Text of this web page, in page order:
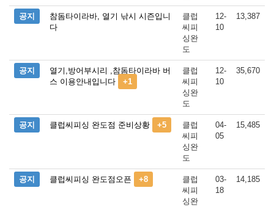
공지
참돔타이라바, 열기 낚시 시즌입니
다
클럽
씨피
싱완
도
12-
10
13,387
공지
열기,방어부시리 ,참돔타이라바 버
스 이용안내입니다
+1
클럽
씨피
싱완
도
12-
10
35,670
공지 클럽씨피싱 완도점 준비상황 +5
클럽
씨피
싱완
도
04-
05
15,485
공지 클럽씨피싱 완도점오픈 +8
클럽
씨피
싱완
03-
18
14,185